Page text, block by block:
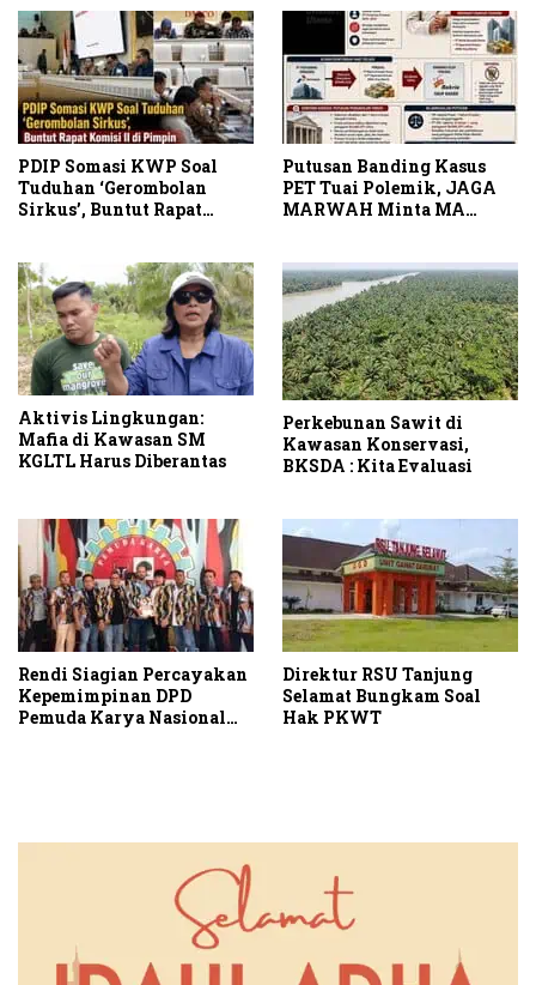
PDIP Somasi KWP Soal
Tuduhan ‘Gerombolan
Sirkus’, Buntut Rapat
Putusan Banding Kasus
PET Tuai Polemik, JAGA
MARWAH Minta MA
Aktivis Lingkungan:
Mafia di Kawasan SM
KGLTL Harus Diberantas
Perkebunan Sawit di
Kawasan Konservasi,
BKSDA : Kita Evaluasi
Rendi Siagian Percayakan
Kepemimpinan DPD
Pemuda Karya Nasional
Direktur RSU Tanjung
Selamat Bungkam Soal
Hak PKWT